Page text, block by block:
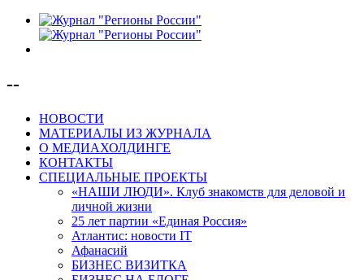
--
НОВОСТИ
МАТЕРИАЛЫ ИЗ ЖУРНАЛА
О МЕДИАХОЛДИНГЕ
КОНТАКТЫ
СПЕЦИАЛЬНЫЕ ПРОЕКТЫ
«НАШИ ЛЮДИ». Клуб знакомств для деловой и
личной жизни
25 лет партии «Единая Россия»
Атлантис: новости IT
Афанасий
БИЗНЕС ВИЗИТКА